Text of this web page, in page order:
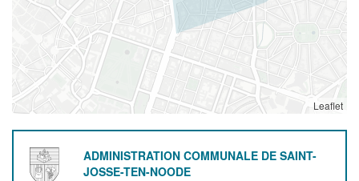
Leaflet
ADMINISTRATION COMMUNALE DE SAINT-
JOSSE-TEN-NOODE